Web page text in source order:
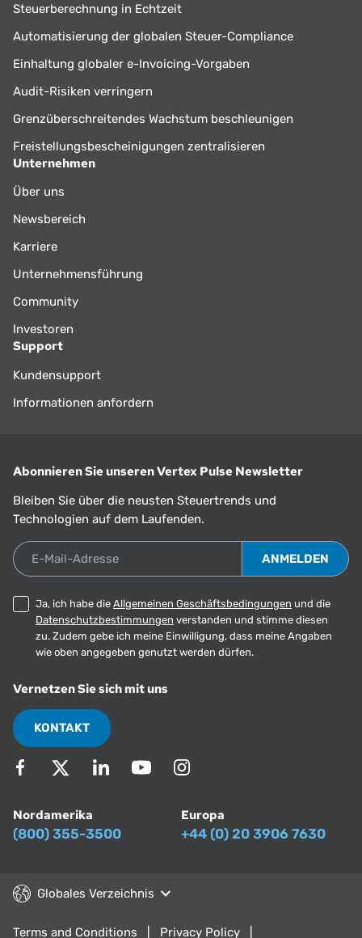
Steuerberechnung in Echtzeit
Automatisierung der globalen Steuer-Compliance
Einhaltung globaler e-Invoicing-Vorgaben
Audit-Risiken verringern
Grenzüberschreitendes Wachstum beschleunigen
Freistellungsbescheinigungen zentralisieren
Unternehmen
Über uns
Newsbereich
Karriere
Unternehmensführung
Community
Investoren
Support
Kundensupport
Informationen anfordern
Abonnieren Sie unseren Vertex Pulse Newsletter
Bleiben Sie über die neusten Steuertrends und
Technologien auf dem Laufenden.
E-Mail-Adresse
Ja, ich habe die Allgemeinen Geschäftsbedingungen und die
Datenschutzbestimmungen verstanden und stimme diesen
zu. Zudem gebe ich meine Einwilligung, dass meine Angaben
wie oben angegeben genutzt werden dürfen.
Vernetzen Sie sich mit uns
KONTAKT
Nordamerika
(800) 355-3500
Europa
+44 (0) 20 3906 7630
Globales Verzeichnis
Terms and Conditions Privacy Policy